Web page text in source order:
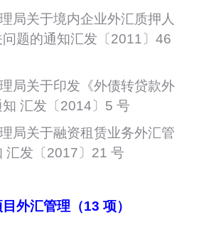
局关于境内企业外汇质押人
题的通知汇发〔2011〕46
局关于印发《外债转贷款外
汇发〔2014〕5 号
局关于融资租赁业务外汇管
汇发〔2017〕21 号
外汇管理（13 项）